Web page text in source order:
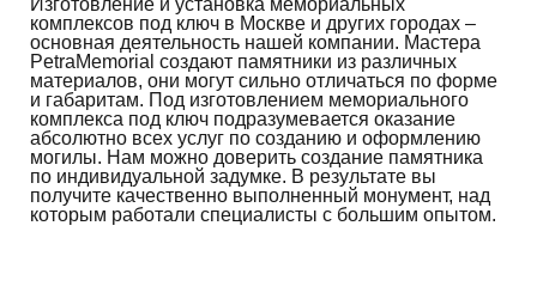
Изготовление и установка мемориальных
комплексов под ключ в Москве и других городах –
основная деятельность нашей компании. Мастера
PetraMemorial создают памятники из различных
материалов, они могут сильно отличаться по форме
и габаритам. Под изготовлением мемориального
комплекса под ключ подразумевается оказание
абсолютно всех услуг по созданию и оформлению
могилы. Нам можно доверить создание памятника
по индивидуальной задумке. В результате вы
получите качественно выполненный монумент, над
которым работали специалисты с большим опытом.